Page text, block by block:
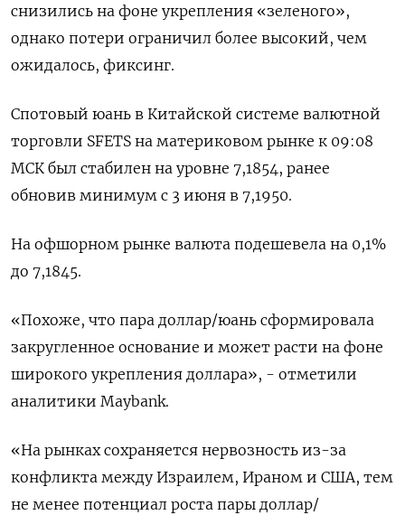
снизились на фоне укрепления «зеленого»,
однако потери ограничил более высокий, чем
ожидалось, фиксинг.
Спотовый юань в Китайской системе валютной
торговли SFETS на материковом рынке к 09:08
МСК был стабилен на уровне 7,1854, ранее
обновив минимум с 3 июня в 7,1950.
На офшорном рынке валюта подешевела на 0,1%
до 7,1845.
«Похоже, что пара доллар/юань сформировала
закругленное основание и может расти на фоне
широкого укрепления доллара», - отметили
аналитики Maybank.
«На рынках сохраняется нервозность из-за
конфликта между Израилем, Ираном и США, тем
не менее потенциал роста пары доллар/